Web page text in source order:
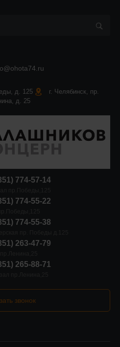
д. 125
г. Челябинск, пр.
д. 25
774-57-14
774-55-22
774-55-38
263-47-79
265-88-71
звонок